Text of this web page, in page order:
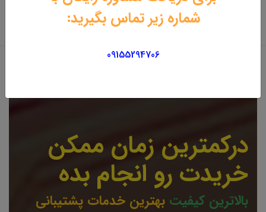
شماره زیر تماس بگیرید:
09155294706
درکمترین زمان ممکن
خریدت رو انجام بده
بالاترین کیفیت بهترین خدمات پشتیبانی